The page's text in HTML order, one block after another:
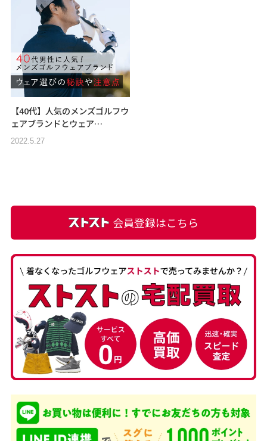
【40代】人気のメンズゴルフウ
ェアブランドとウェア…
2022.5.27
会員登録はこちら